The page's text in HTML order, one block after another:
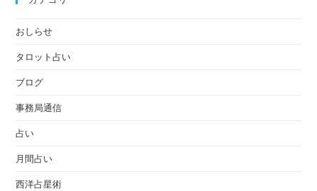
おしらせ
タロット占い
ブログ
事務局通信
占い
月間占い
西洋占星術